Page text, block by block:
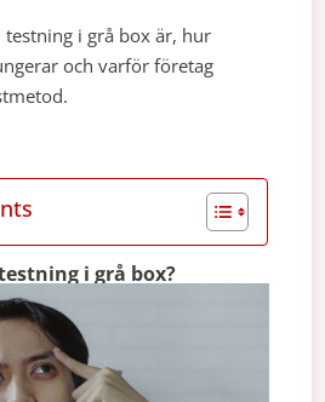
i grå box är, hur
och varför företag
i grå box?